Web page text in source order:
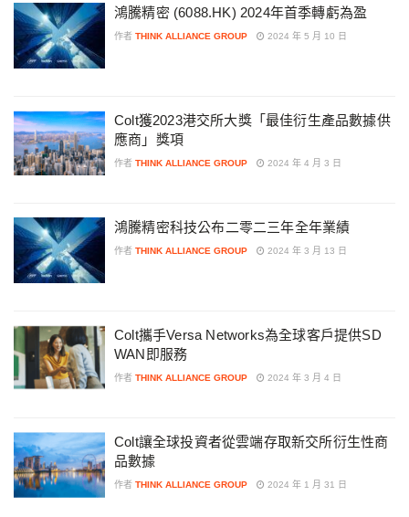
鴻騰精密 (6088.HK) 2024年首季轉虧為盈
作者 THINK ALLIANCE GROUP 2024 年 5 月 10 日
Colt獲2023港交所大獎「最佳衍生產品數據供
應商」獎項
作者 THINK ALLIANCE GROUP 2024 年 4 月 3 日
鴻騰精密科技公布二零二三年全年業績
作者 THINK ALLIANCE GROUP 2024 年 3 月 13 日
Colt攜手Versa Networks為全球客戶提供SD
WAN即服務
作者 THINK ALLIANCE GROUP 2024 年 3 月 4 日
Colt讓全球投資者從雲端存取新交所衍生性商
品數據
作者 THINK ALLIANCE GROUP 2024 年 1 月 31 日